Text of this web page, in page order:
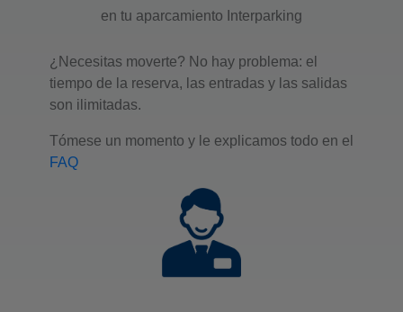
en tu aparcamiento Interparking
¿Necesitas moverte? No hay problema: el
tiempo de la reserva, las entradas y las salidas
son ilimitadas.
Tómese un momento y le explicamos todo en el
FAQ